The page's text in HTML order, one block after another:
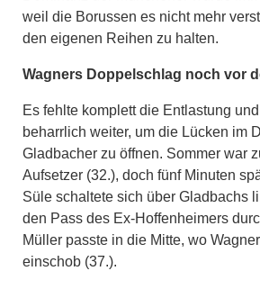
weil die Borussen es nicht mehr
den eigenen Reihen zu halten.
Wagners Doppelschlag noch vor
Es fehlte komplett die Entlastung
beharrlich weiter, um die Lücken im
Gladbacher zu öffnen. Sommer war
Aufsetzer (32.), doch fünf Minuten
Süle schaltete sich über Gladbachs
den Pass des Ex-Hoffenheimers
Müller passte in die Mitte, wo
einschob (37.).